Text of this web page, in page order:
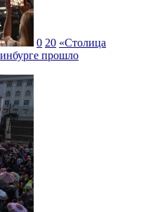
0 20 «Столица
прошло